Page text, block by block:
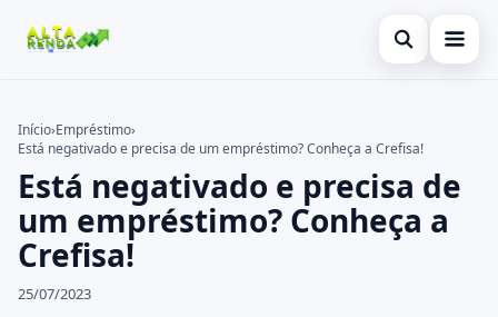
Abrir busca
Cartão de Crédito
Conta Digital
Empréstimo
Buscar no site
Buscar por:
Pressione Enter para buscar ou ESC para fechar.
Início›Empréstimo›
Está negativado e precisa de um empréstimo? Conheça a Crefisa!
Está negativado e precisa de
um empréstimo? Conheça a
Crefisa!
25/07/2023